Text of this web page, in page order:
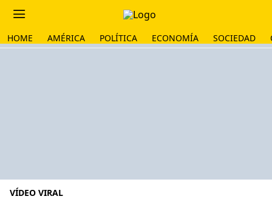
HOME AMÉRICA POLÍTICA ECONOMÍA SOCIEDAD
VÍDEO VIRAL